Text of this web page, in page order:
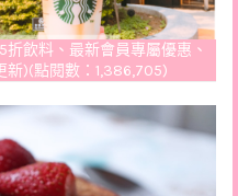
飲料、最新會員專屬優惠、
新)(點閱數：1,386,705)